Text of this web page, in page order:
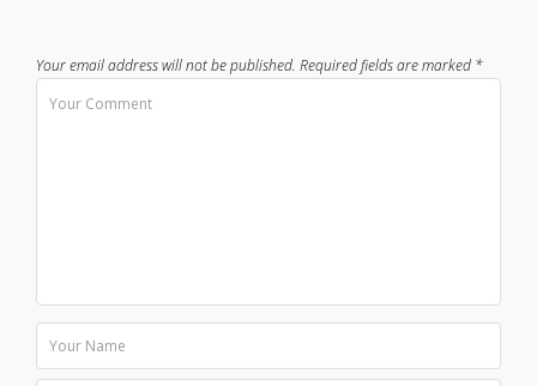
Your email address will not be published. Required fields are marked *